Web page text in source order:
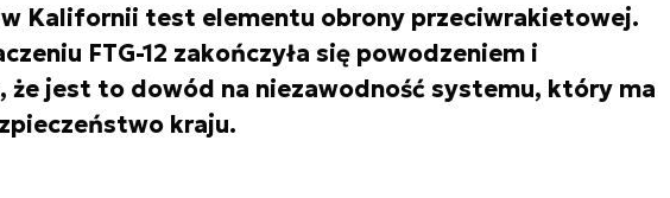
Kalifornii test elementu obrony przeciwrakietowej.
FTG-12 zakończyła się powodzeniem i
że jest to dowód na niezawodność systemu, który ma
kraju.